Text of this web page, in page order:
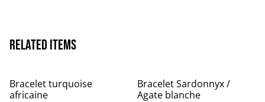
Related items
Bracelet turquoise
africaine
Bracelet Sardonnyx /
Agate blanche